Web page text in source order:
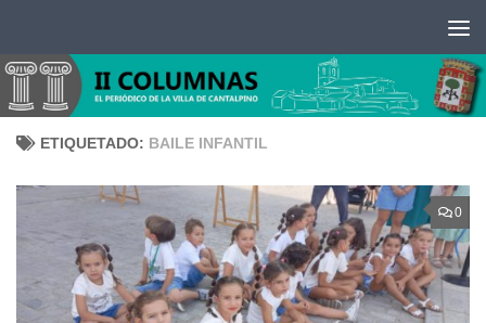
ETIQUETADO: BAILE INFANTIL
0